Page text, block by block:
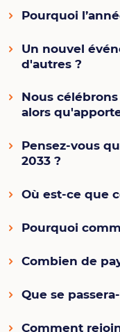
Pourquoi
Un nouvel
d'autres ?
Nous
alors
Pensez-vous
2033 ?
Où est-ce que
Pourquoi
Combien de
Que se
Comment